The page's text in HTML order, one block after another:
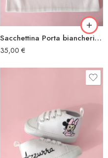
Sacchettina Porta biancheria Minnie fiore
35,00 €